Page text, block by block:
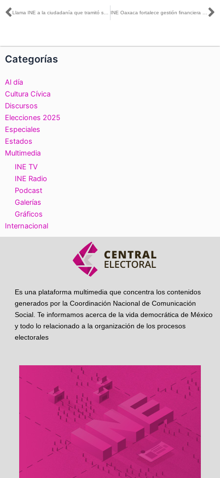
Ant Llama INE a la ciudadanía que tramitó su Credencial para Votar a recogerla, tiene hasta el 31 de marzo INE Oaxaca fortalece gestión financiera mediante aplicación de buenas prácticas en el ejercicio presupuestal
Categorías
Al día
Cultura Cívica
Discursos
Elecciones 2025
Especiales
Estados
Multimedia
INE TV
INE Radio
Podcast
Galerías
Gráficos
Internacional
Es una plataforma multimedia que concentra los contenidos
generados por la Coordinación Nacional de Comunicación
Social. Te informamos acerca de la vida democrática de México
y todo lo relacionado a la organización de los procesos
electorales